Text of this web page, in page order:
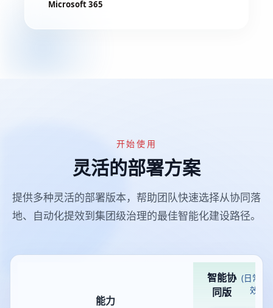
Microsoft 365
开始使用
灵活的部署方案
提供多种灵活的部署版本，帮助团队快速选择从协同落
地、自动化提效到集团级治理的最佳智能化建设路径。
能力
智能协
同版
(日常提
效)